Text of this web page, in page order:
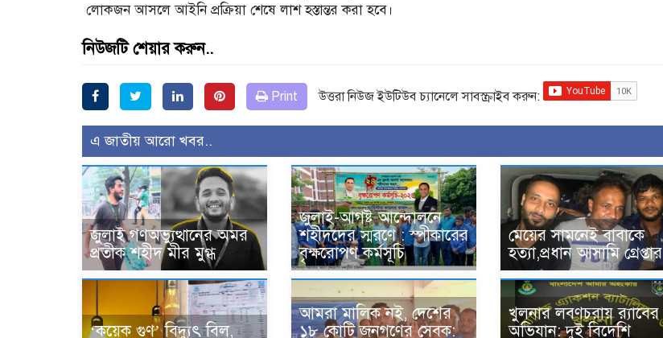
লোকজন আসলে আইনি প্রক্রিয়া শেষে লাশ হস্তান্তর করা হবে।
নিউজটি শেয়ার করুন..
Print উত্তরা নিউজ ইউটিউব চ্যানেলে সাবস্ক্রাইব করুন:
এ জাতীয় আরো খবর..
জুলাই গণঅভ্যুত্থানের অমর
প্রতীক শহীদ মীর মুগ্ধ
জুলাই-আগষ্ট আন্দোলনে
শহীদদের স্মরণে : স্পীকারের
বৃক্ষরোপণ কর্মসূচি
মেয়ের সামনেই বাবাকে
হত্যা,প্রধান আসামি গ্রেপ্তার
‘কয়েক গুণ’ বিদ্যুৎ বিল,
আমরা মালিক নই, দেশের
১৮ কোটি জনগণের সেবক:
খুলনার লবণচরায় র‍্যাবের
অভিযান: দুই বিদেশি